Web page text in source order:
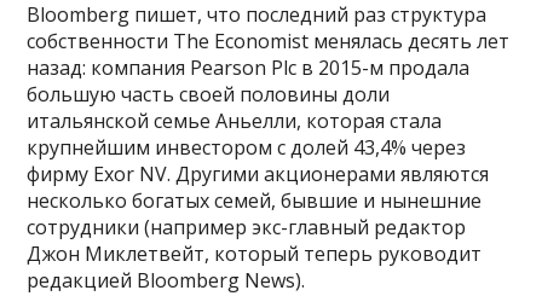
Bloomberg пишет, что последний раз структура
собственности The Economist менялась десять лет
назад: компания Pearson Plc в 2015-м продала
большую часть своей половины доли
итальянской семье Аньелли, которая стала
крупнейшим инвестором с долей 43,4% через
фирму Exor NV. Другими акционерами являются
несколько богатых семей, бывшие и нынешние
сотрудники (например экс-главный редактор
Джон Миклетвейт, который теперь руководит
редакцией Bloomberg News).